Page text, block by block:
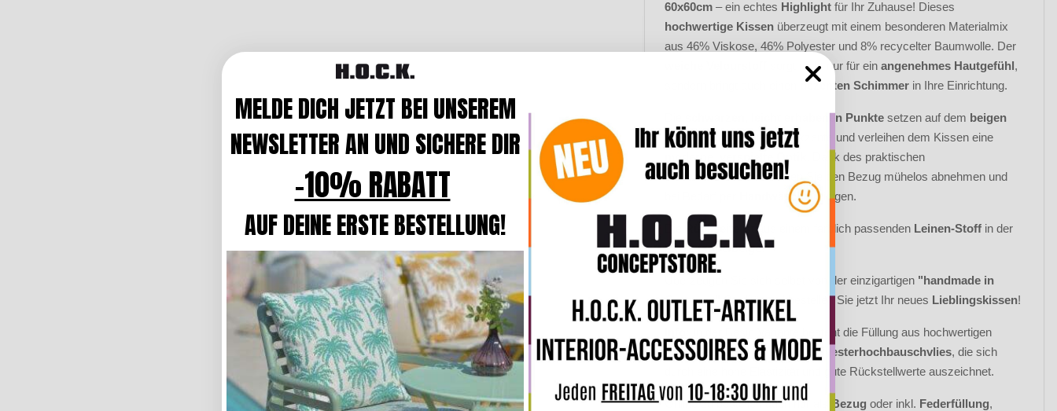
60x60cm– ein echtes Highlight für Ihr Zuhause! Dieses
hochwertige Kissen überzeugt mit einem besonderen Materialmix
aus 46% Viskose, 46% Polyester und 8% recycelter Baumwolle. Der
sorgt nicht nur für einangenehmes Hautgefühl ,
dezenten Schimmer in Ihre Einrichtung.
leicht erhabenen Punkte setzen auf dem beigen
Untergrund
spannende Akzente und verleihen dem Kissen eine
moderne
verspielte Optik
. Dank des praktischen
Reißverschlusseskönnen Sie den Bezug mühelos abnehmen und
Handwäschereinigen.
Rückseite ist aus einem farblich passenden Leinen-Stoff in der
Farbetaupe/beige.
Überzeugen Sie sich selbst von der einzigartigen "handmade in
Germany"
Qualität und bestellen Sie jetzt Ihr neues Lieblingskissen!
In der Basic Variante besteht die Füllung aus hochwertigen
komfortablen silikonisierten
Polyesterhochbauschvlies, die sich
durch eine hohe Elastizität und gute Rückstellwerte auszeichnet.
Online zu bestellen auch nur als Bezug oder inkl. Federfüllung,
MELDE DICH JETZT BEI UNSEREM
NEWSLETTER AN UND SICHERE DIR
-10% RABATT
AUF DEINE ERSTE BESTELLUNG!